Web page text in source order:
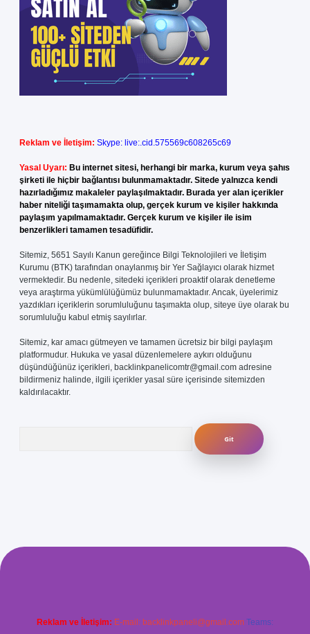
Reklam ve İletişim: Skype: live:.cid.575569c608265c69
Yasal Uyarı: Bu internet sitesi, herhangi bir marka, kurum veya şahıs
şirketi ile hiçbir bağlantısı bulunmamaktadır. Sitede yalnızca kendi
hazırladığımız makaleler paylaşılmaktadır. Burada yer alan içerikler
haber niteliği taşımamakta olup, gerçek kurum ve kişiler hakkında
paylaşım yapılmamaktadır. Gerçek kurum ve kişiler ile isim
benzerlikleri tamamen tesadüfidir.
Sitemiz, 5651 Sayılı Kanun gereğince Bilgi Teknolojileri ve İletişim
Kurumu (BTK) tarafından onaylanmış bir Yer Sağlayıcı olarak hizmet
vermektedir. Bu nedenle, sitedeki içerikleri proaktif olarak denetleme
veya araştırma yükümlülüğümüz bulunmamaktadır. Ancak, üyelerimiz
yazdıkları içeriklerin sorumluluğunu taşımakta olup, siteye üye olarak bu
sorumluluğu kabul etmiş sayılırlar.
Sitemiz, kar amacı gütmeyen ve tamamen ücretsiz bir bilgi paylaşım
platformudur. Hukuka ve yasal düzenlemelere aykırı olduğunu
düşündüğünüz içerikleri, backlinkpanelicomtr@gmail.com adresine
bildirmeniz halinde, ilgili içerikler yasal süre içerisinde sitemizden
kaldırılacaktır.
Reklam ve İletişim: E-mail: backlinkpaneli@gmail.com Teams: